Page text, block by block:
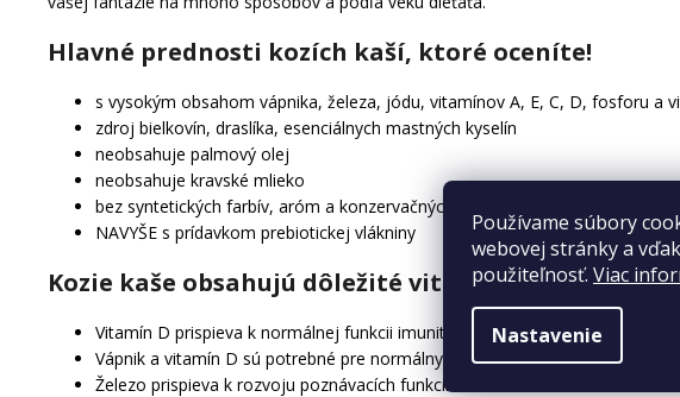
Používame súbory
webovej stránky a
použiteľnosť. Viac
Nastavenie
Hlavné prednosti kozích kaší, ktoré oceníte!
s vysokým obsahom vápnika, železa, jódu, vitamínov A, E, C, D, fosforu a
zdroj bielkovín, draslíka, esenciálnych mastných kyselín
neobsahuje palmový olej
neobsahuje kravské mlieko
bez syntetických farbív, aróm a konzervačných látok
NAVYŠE s prídavkom prebiotickej vlákniny
Kozie kaše obsahujú dôležité vitamíny a minerály
Vitamín D prispieva k normálnej funkcii imunitného systému detí
Vápnik a vitamín D sú potrebné pre normálny rast a vývoj kostí u detí
Železo prispieva k rozvoju poznávacích funkcií u detí